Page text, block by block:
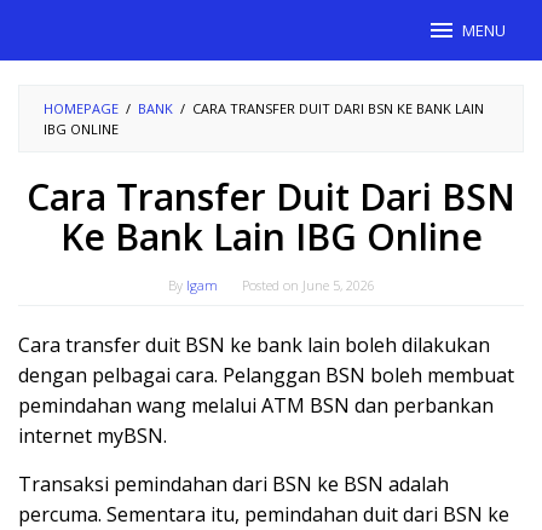
MENU
HOMEPAGE / BANK / CARA TRANSFER DUIT DARI BSN KE BANK LAIN
IBG ONLINE
Cara Transfer Duit Dari BSN
Ke Bank Lain IBG Online
By Igam Posted on June 5, 2026
Cara transfer duit BSN ke bank lain boleh dilakukan
dengan pelbagai cara. Pelanggan BSN boleh membuat
pemindahan wang melalui ATM BSN dan perbankan
internet myBSN.
Transaksi pemindahan dari BSN ke BSN adalah
percuma. Sementara itu, pemindahan duit dari BSN ke